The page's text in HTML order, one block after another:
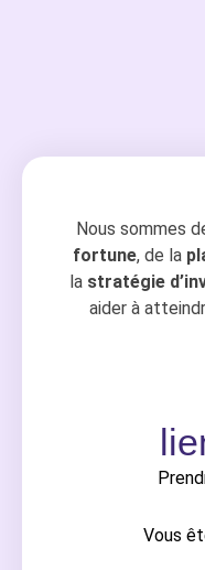
Nous sommes
fortune, de la
la stratégie
aider à
Vous